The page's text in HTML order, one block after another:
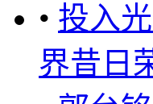
• 投入
界昔日